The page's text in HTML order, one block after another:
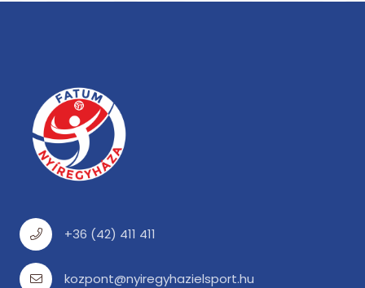
+36 (42) 411 411
kozpont@nyiregyhazielsport.hu